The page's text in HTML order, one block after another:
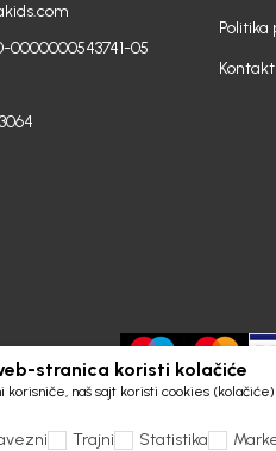
0000000543741-05
Politika
Kontakt
stranica koristi kolačiće
korisniče, naš sajt koristi cookies
Trajni Statistika